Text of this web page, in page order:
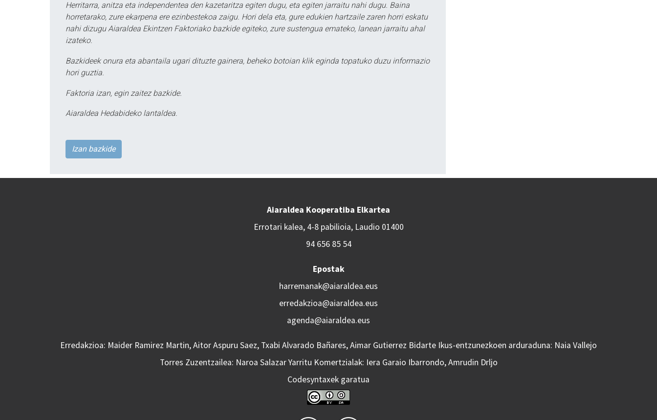
Herritarra, anitza eta independentea den kazetaritza egiten dugu, eta egiten jarraitu nahi dugu. Baina
horretarako, zure ekarpena ere ezinbestekoa zaigu. Hori dela eta, gure edukien hartzaile zaren horri eskatu
nahi dizugu Aiaraldea Ekintzen Faktoriako bazkide egiteko, zure sustengua emateko, lanean jarraitu ahal
izateko.
Bazkideek onura eta abantaila ugari dituzte gainera, beheko botoian klik eginda topatuko duzu informazio
hori guztia.
Faktoria izan, egin zaitez bazkide.
Aiaraldea Hedabideko lantaldea.
Izan bazkide
Aiaraldea Kooperatiba Elkartea
Errotari kalea, 4-8 pabilioia, Laudio 01400
94 656 85 54
Epostak
harremanak@aiaraldea.eus
erredakzioa@aiaraldea.eus
agenda@aiaraldea.eus
Erredakzioa: Maider Ramirez Martin, Aitor Aspuru Saez, Txabi Alvarado Bañares, Aimar Gutierrez Bidarte Ikus-entzunezkoen arduraduna: Naia Vallejo
Torres Zuzentzailea: Naroa Salazar Yarritu Komertzialak: Iera Garaio Ibarrondo, Amrudin Drljo
Codesyntaxek garatua